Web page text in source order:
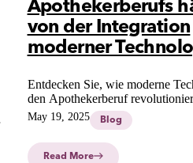
Apothekerberufs
von der Integration
moderner
Entdecken Sie, wie moderne
den Apothekerberuf
Sie, warum Automatisierung und
nicht ersetzen, sondern
sie Burnout reduzieren und die
Patientenversorgung verbessern.
May 19, 2025 Blog
Read More